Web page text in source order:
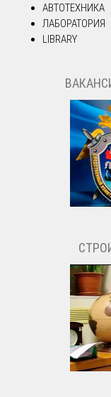
АВТОТЕХНИКА
ЛАБОРАТОРИЯ
LIBRARY